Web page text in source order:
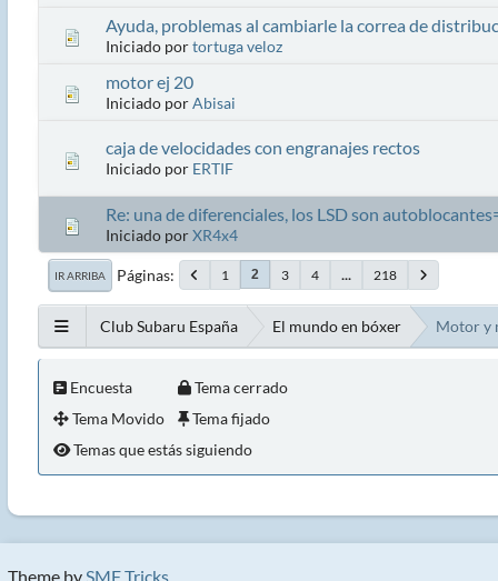
Ayuda, problemas al cambiarle la correa de
Iniciado portortuga veloz
motor ej 20
Iniciado porAbisai
caja de velocidades con engranajes rectos
Iniciado por ERTIF
Re: una de diferenciales, los LSD son
Iniciado porXR4x4
IR ARRIBA Páginas 1 2 3 4 ... 218
Club Subaru España El mundo en bóxer Motor y
Encuesta
Tema Movido
Tema cerrado
Tema fijado
Temas que estás siguiendo
Theme by SMF Tricks